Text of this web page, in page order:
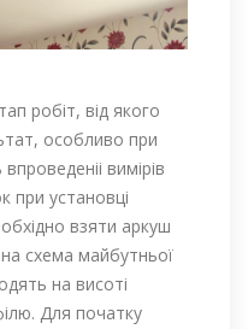
робіт, від якого
особливо при
вимірів
при установці
взяти аркуш
схема майбутньої
на висоті
Для початку